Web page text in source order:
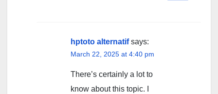
hptoto alternatif says:
March 22, 2025 at 4:40 pm
There’s certainly a lot to
know about this topic. I